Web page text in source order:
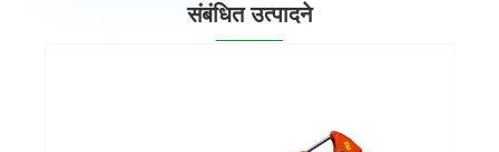
संबंधित उत्पादने